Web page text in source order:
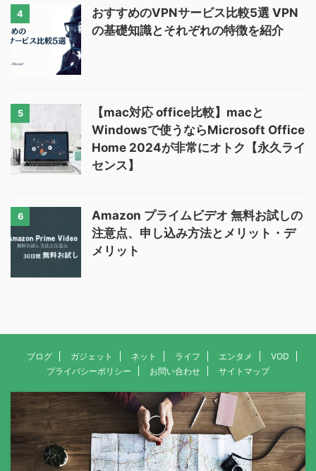
4
おすすめのVPNサービス比較5選 VPN
の基礎知識とそれぞれの特徴を紹介
5
【mac対応 office比較】macと
Windowsで使うならMicrosoft Office
Home 2024が非常にオトク【永久ライ
センス】
6
Amazon プライムビデオ 無料お試しの
注意点、申し込み方法とメリット・デ
メリット
ブログ ガジェット ネット ライフ エンタメ
VOD
プライバシーポリシー
お問い合わせ サイトマップ